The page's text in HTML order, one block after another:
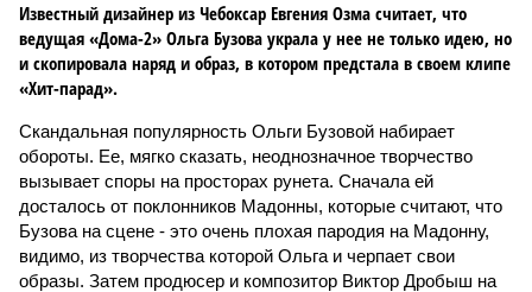
Известный дизайнер из Чебоксар Евгения Озма считает, что
ведущая «Дома-2» Ольга Бузова украла у нее не только идею, но
и скопировала наряд и образ, в котором предстала в своем клипе
«Хит-парад».
Скандальная популярность Ольги Бузовой набирает
обороты. Ее, мягко сказать, неоднозначное творчество
вызывает споры на просторах рунета. Сначала ей
досталось от поклонников Мадонны, которые считают, что
Бузова на сцене - это очень плохая пародия на Мадонну,
видимо, из творчества которой Ольга и черпает свои
образы. Затем продюсер и композитор Виктор Дробыш на